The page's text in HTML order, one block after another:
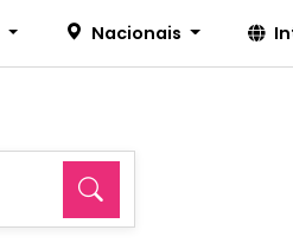
Nacionais